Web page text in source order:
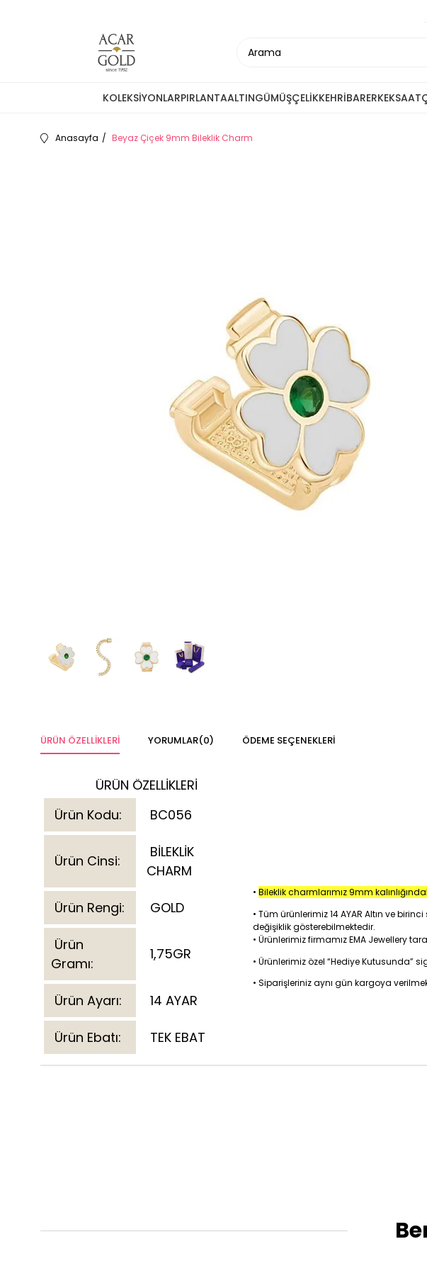
KOLEKSİYONLARPIRLANTAALTINGÜMÜŞÇELİKKEHRİBARERKEKSAAT
Anasayfa Beyaz Çiçek 9mm Bileklik Charm
ÜRÜN ÖZELLIKLERI YORUMLAR(0) ÖDEME SEÇENEKLERI
ÜRÜN ÖZELLİKLERİ
Ürün Kodu:
BC056
Ürün Cinsi:
BİLEKLİK
CHARM
Ürün Rengi: GOLD
Ürün
Gramı:
1,75GR
Ürün Ayarı: 14 AYAR
Ürün Ebatı: TEK EBAT
• Bileklik charmlarımız 9mm
• Tüm ürünlerimiz 14 AYAR Altın ve
değişiklik gösterebilmektedir.
• Ürünlerimiz firmamız EMA Jewellery
• Ürünlerimiz özel “Hediye Kutusunda”
• Siparişleriniz aynı gün kargoya